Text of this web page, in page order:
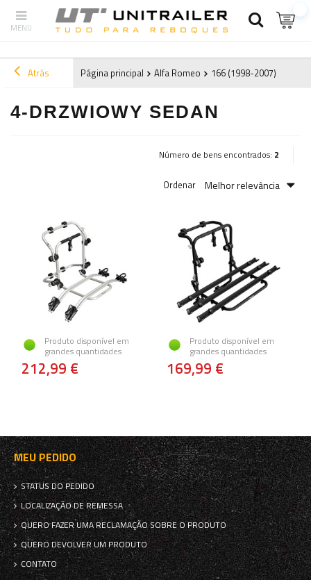
Atrás Página principal Alfa Romeo 166 (1998-2007)
4-DRZWIOWY SEDAN
Número de bens encontrados: 2
Ordenar Melhor relevância
Produto disponível em
grandes quantidades
212,99 €
Produto disponível em
grandes quantidades
169,99 €
MEU PEDIDO
STATUS DO PEDIDO
LOCALIZAÇÃO DE REMESSA
QUERO FAZER UMA RECLAMAÇÃO SOBRE O PRODUTO
QUERO DEVOLVER UM PRODUTO
CONTATO